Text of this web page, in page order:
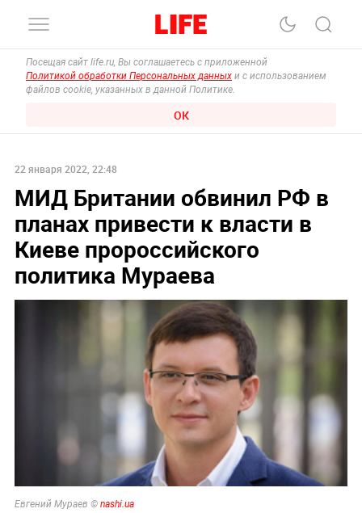
Посещая сайт life.ru, Вы соглашаетесь с приложенной
Политикой обработки Персональных данных и с использованием
файлов cookie, указанных в данной Политике.
ОК
22 января 2022, 22:48
МИД Британии обвинил РФ в
планах привести к власти в
Киеве пророссийского
политика Мураева
Евгений Мураев ©nashi.ua